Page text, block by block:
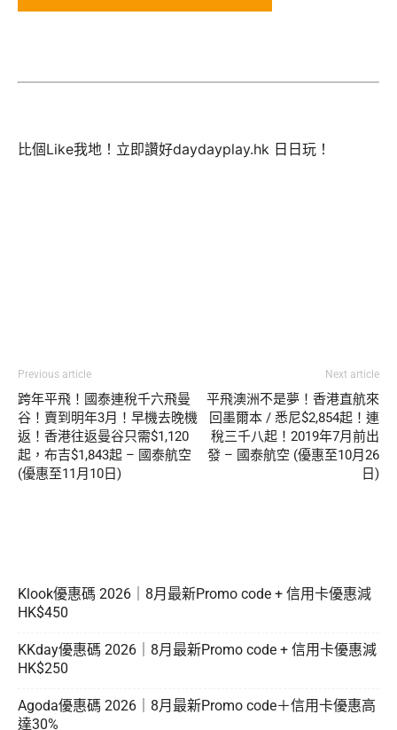
比個Like我地！立即讚好daydayplay.hk 日日玩！
Previous article
跨年平飛！國泰連稅千六飛曼
谷！賣到明年3月！早機去晚機
返！香港往返曼谷只需$1,120
起，布吉$1,843起 – 國泰航空
(優惠至11月10日)
Next article
平飛澳洲不是夢！香港直航來
回墨爾本 / 悉尼$2,854起！連
稅三千八起！2019年7月前出
發 – 國泰航空 (優惠至10月26
日)
Klook優惠碼 2026｜8月最新Promo code + 信用卡優惠減
HK$450
KKday優惠碼 2026｜8月最新Promo code + 信用卡優惠減
HK$250
Agoda優惠碼 2026｜8月最新Promo code＋信用卡優惠高
達30%